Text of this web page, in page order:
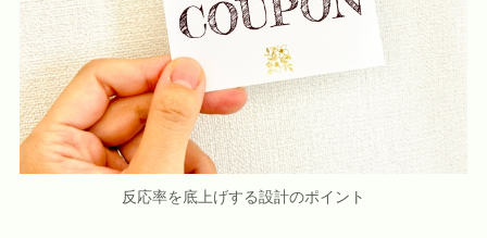
反応率を底上げする設計のポイント